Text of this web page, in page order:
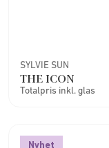
SYLVIE SUN
THE ICON
Totalpris inkl. glas
Nyhet